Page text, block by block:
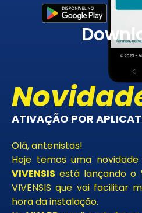
ATIVAÇÃO POR
Olá, antenistas!
Hoje temos uma
VIVENSIS está lançando o
VIVENSIS que vai facilitar
hora da instalação.